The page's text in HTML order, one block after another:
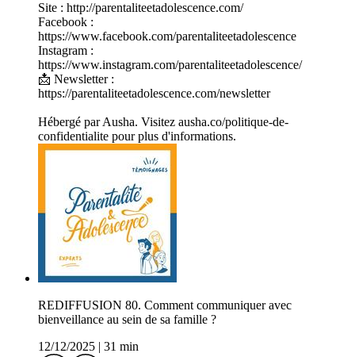
Site : http://parentaliteetadolescence.com/
Facebook :
https://www.facebook.com/parentaliteetadolescence
Instagram :
https://www.instagram.com/parentaliteetadolescence/
📩 Newsletter :
https://parentaliteetadolescence.com/newsletter
Hébergé par Ausha. Visitez ausha.co/politique-de-
confidentialite pour plus d'informations.
REDIFFUSION 80. Comment communiquer avec
bienveillance au sein de sa famille ?
12/12/2025
31 min